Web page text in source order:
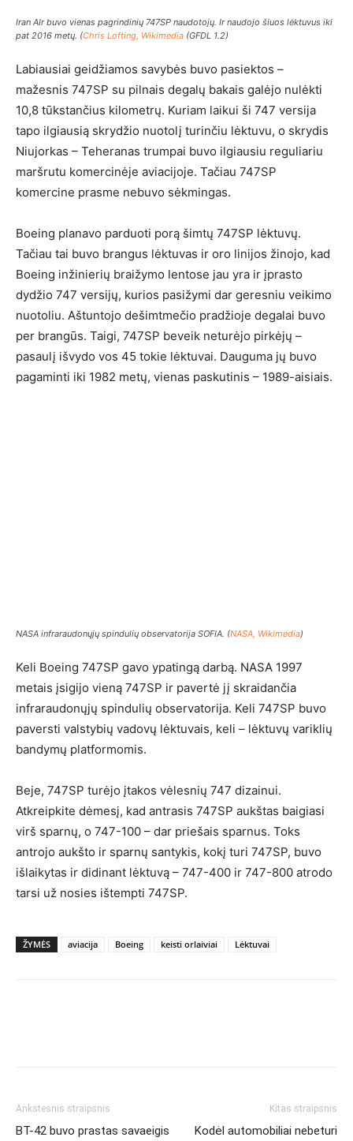
Iran AIr buvo vienas pagrindinių 747SP naudotojų. Ir naudojo šiuos lėktuvus iki
pat 2016 metų. (Chris Lofting, Wikimedia (GFDL 1.2)
Labiausiai geidžiamos savybės buvo pasiektos –
mažesnis 747SP su pilnais degalų bakais galėjo nulėkti
10,8 tūkstančius kilometrų. Kuriam laikui ši 747 versija
tapo ilgiausią skrydžio nuotolį turinčiu lėktuvu, o skrydis
Niujorkas – Teheranas trumpai buvo ilgiausiu reguliariu
maršrutu komercinėje aviacijoje. Tačiau 747SP
komercine prasme nebuvo sėkmingas.
Boeing planavo parduoti porą šimtų 747SP lėktuvų.
Tačiau tai buvo brangus lėktuvas ir oro linijos žinojo, kad
Boeing inžinierių braižymo lentose jau yra ir įprasto
dydžio 747 versijų, kurios pasižymi dar geresniu veikimo
nuotoliu. Aštuntojo dešimtmečio pradžioje degalai buvo
per brangūs. Taigi, 747SP beveik neturėjo pirkėjų –
pasaulį išvydo vos 45 tokie lėktuvai. Dauguma jų buvo
pagaminti iki 1982 metų, vienas paskutinis – 1989-aisiais.
NASA infraraudonųjų spindulių observatorija SOFIA. (NASA, Wikimedia)
Keli Boeing 747SP gavo ypatingą darbą. NASA 1997
metais įsigijo vieną 747SP ir pavertė jį skraidančia
infraraudonųjų spindulių observatorija. Keli 747SP buvo
paversti valstybių vadovų lėktuvais, keli – lėktuvų variklių
bandymų platformomis.
Beje, 747SP turėjo įtakos vėlesnių 747 dizainui.
Atkreipkite dėmesį, kad antrasis 747SP aukštas baigiasi
virš sparnų, o 747-100 – dar priešais sparnus. Toks
antrojo aukšto ir sparnų santykis, kokį turi 747SP, buvo
išlaikytas ir didinant lėktuvą – 747-400 ir 747-800 atrodo
tarsi už nosies ištempti 747SP.
ŽYMĖS aviacija Boeing keisti orlaiviai Lėktuvai
Ankstesnis straipsnis
BT-42 buvo prastas savaeigis
Kitas straipsnis
Kodėl automobiliai nebeturi